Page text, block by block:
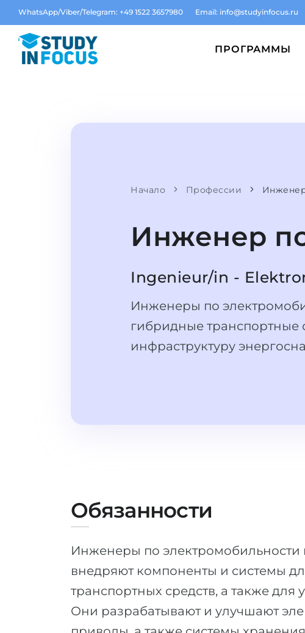
WhatsApp/Viber/Telegram: +49 1522 3657980 Email: info@studyinfocus.ru
ПРОГРАММЫ
Начало Профессии
Инженер
Ingenieur/in -
Инженеры по
гибридные транспортные
инфраструктуру
Обязанности
Инженеры по электромобильности
внедряют компоненты и системы
транспортных средств, а также для
Они разрабатывают и улучшают